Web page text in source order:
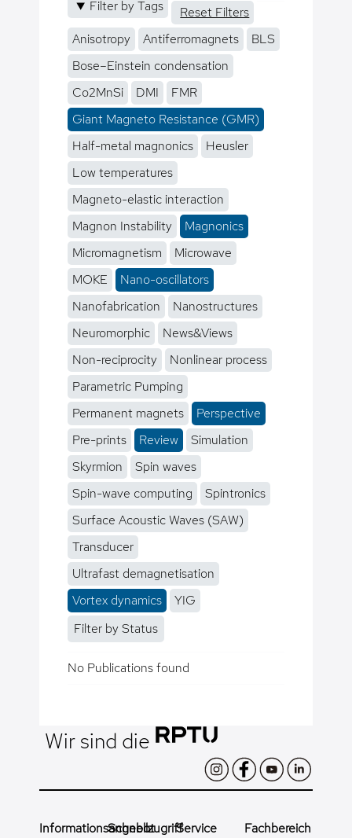
Filter by Tags
Reset Filters
Anisotropy
Antiferromagnets
BLS
Bose–Einstein condensation
Co2MnSi
DMI
FMR
Giant Magneto Resistance (GMR)
Half-metal magnonics
Heusler
Low temperatures
Magneto-elastic interaction
Magnon Instability
Magnonics
Micromagnetism
Microwave
MOKE
Nano-oscillators
Nanofabrication
Nanostructures
Neuromorphic
News&Views
Non-reciprocity
Nonlinear process
Parametric Pumping
Permanent magnets
Perspective
Pre-prints
Review
Simulation
Skyrmion
Spin waves
Spin-wave computing
Spintronics
Surface Acoustic Waves (SAW)
Transducer
Ultrafast demagnetisation
Vortex dynamics
YIG
Filter by Status
No Publications found
Wir sind die
Informationsangebot
SchnellzugriffService
Fachbereich